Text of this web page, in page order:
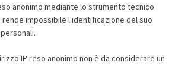
anonimo mediante lo strumento tecnico
impossibile l'identificazione del suo
IP reso anonimo non è da considerare un